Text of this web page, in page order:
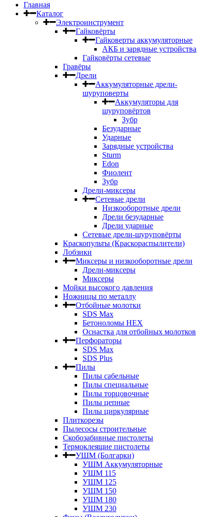
Главная
Каталог
Электроинструмент
Гайковёрты
Гайковерты аккумуляторные
АКБ и зарядные устройства
Гайковёрты сетевые
Гравёры
Дрели
Аккумуляторные дрели-
шуруповерты
Аккумуляторы для
шуруповёртов
Зубр
Безударные
Ударные
Зарядные устройства
Sturm
Edon
Фиолент
Зубр
Дрели-миксеры
Сетевые дрели
Низкооборотные дрели
Дрели безударные
Дрели ударные
Сетевые дрели-шуруповёрты
Краскопульты (Краскораспылители)
Лобзики
Миксеры и низкооборотные дрели
Дрели-миксеры
Миксеры
Мойки высокого давления
Ножницы по металлу
Отбойные молотки
SDS Max
Бетоноломы HEX
Оснастка для отбойных молотков
Перфораторы
SDS Max
SDS Plus
Пилы
Пилы сабельные
Пилы специальные
Пилы торцовочные
Пилы цепные
Пилы циркулярные
Плиткорезы
Пылесосы строительные
Скобозабивные пистолеты
Термоклеящие пистолеты
УШМ (Болгарки)
УШМ Аккумуляторные
УШМ 115
УШМ 125
УШМ 150
УШМ 180
УШМ 230